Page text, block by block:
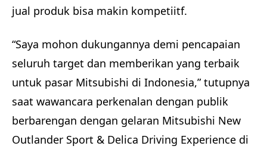
jual produk bisa makin kompetiitf.
“Saya mohon dukungannya demi pencapaian
seluruh target dan memberikan yang terbaik
untuk pasar Mitsubishi di Indonesia,” tutupnya
saat wawancara perkenalan dengan publik
berbarengan dengan gelaran Mitsubishi New
Outlander Sport & Delica Driving Experience di